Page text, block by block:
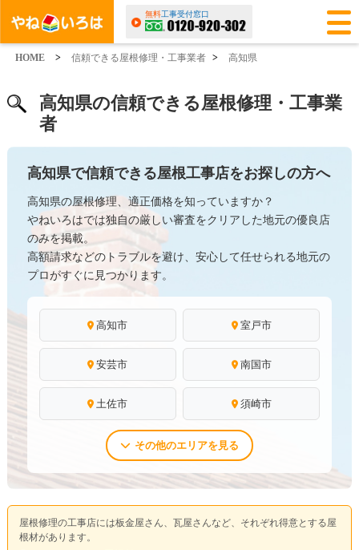
無料工事受付窓口
HOME > 信頼できる屋根修理・工事業者 > 高知県
高知県の信頼できる屋根修理・工事業
者
高知県で信頼できる屋根工事店をお探しの方へ
高知県の屋根修理、適正価格を知っていますか？
やねいろはでは独自の厳しい審査をクリアした地元の優良店
のみを掲載。
高額請求などのトラブルを避け、安心して任せられる地元の
プロがすぐに見つかります。
高知市 室戸市
安芸市 南国市
土佐市 須崎市
その他のエリアを見る
屋根修理の工事店には板金屋さん、瓦屋さんなど、それぞれ得意とする屋
根材があります。